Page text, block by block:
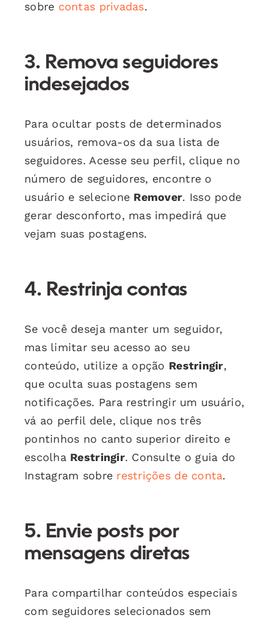
sobre contas privadas.
3. Remova seguidores
indesejados
Para ocultar posts de determinados
usuários, remova-os da sua lista de
seguidores. Acesse seu perfil, clique no
número de seguidores, encontre o
usuário e selecione Remover. Isso pode
gerar desconforto, mas impedirá que
vejam suas postagens.
4. Restrinja contas
Se você deseja manter um seguidor,
mas limitar seu acesso ao seu
conteúdo, utilize a opção Restringir,
que oculta suas postagens sem
notificações. Para restringir um usuário,
vá ao perfil dele, clique nos três
pontinhos no canto superior direito e
escolha Restringir. Consulte o guia do
Instagram sobre restrições de conta.
5. Envie posts por
mensagens diretas
Para compartilhar conteúdos especiais
com seguidores selecionados sem